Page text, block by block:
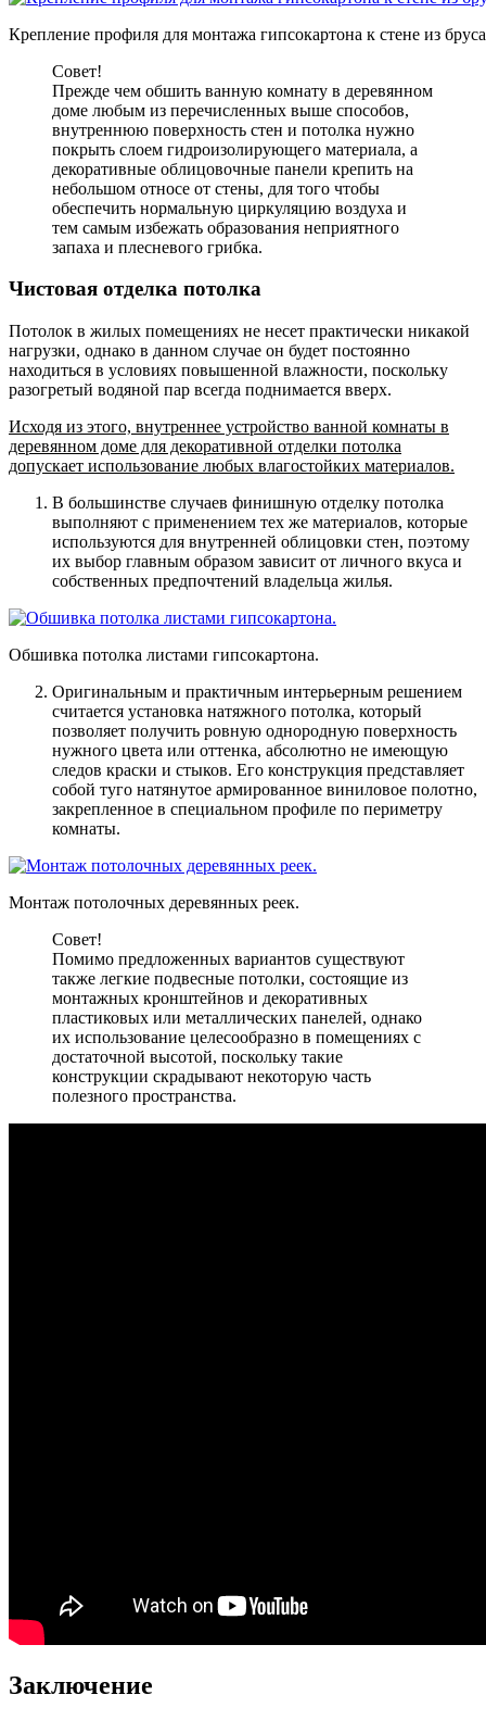
Крепление профиля для монтажа гипсокартона к стене из
Совет!
Прежде чем обшить ванную комнату в деревянном
доме любым из перечисленных выше способов,
внутреннюю поверхность стен и потолка нужно
покрыть слоем гидроизолирующего материала, а
декоративные облицовочные панели крепить на
небольшом относе от стены, для того чтобы
обеспечить нормальную циркуляцию воздуха и
тем самым избежать образования неприятного
запаха и плесневого грибка.
Чистовая отделка потолка
Потолок в жилых помещениях не несет практически никакой
нагрузки, однако в данном случае он будет постоянно
находиться в условиях повышенной влажности, поскольку
разогретый водяной пар всегда поднимается вверх.
Исходя из этого, внутреннее устройство ванной комнаты в
деревянном доме для декоративной отделки потолка
допускает использование любых влагостойких материалов.
В большинстве случаев финишную отделку потолка
выполняют с применением тех же материалов, которые
используются для внутренней облицовки стен, поэтому
их выбор главным образом зависит от личного вкуса и
собственных предпочтений владельца жилья.
Обшивка потолка листами гипсокартона.
Оригинальным и практичным интерьерным решением
считается установка натяжного потолка, который
позволяет получить ровную однородную поверхность
нужного цвета или оттенка, абсолютно не имеющую
следов краски и стыков. Его конструкция представляет
собой туго натянутое армированное виниловое полотно,
закрепленное в специальном профиле по периметру
комнаты.
Монтаж потолочных деревянных реек.
Совет!
Помимо предложенных вариантов существуют
также легкие подвесные потолки, состоящие из
монтажных кронштейнов и декоративных
пластиковых или металлических панелей, однако
их использование целесообразно в помещениях с
достаточной высотой, поскольку такие
конструкции скрадывают некоторую часть
полезного пространства.
Заключение